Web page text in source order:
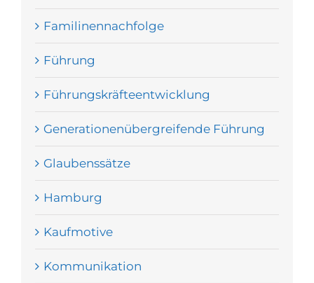
Familinennachfolge
Führung
Führungskräfteentwicklung
Generationenübergreifende Führung
Glaubenssätze
Hamburg
Kaufmotive
Kommunikation